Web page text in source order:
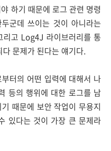
하기 때문에 로그 관련 명령
군데 쓰이는 것이 아니라는
리고 Log4J 라이브러리를 통
문제가 된다는 얘기다.
터의 어떤 입력에 대해서 나
등의 행위에 대한 로그를 남
때문에 보안 작업이 무용지
있다는 것이 가장 큰 문제라